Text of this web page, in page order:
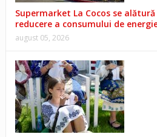
Supermarket La Cocos se
reducere a consumului de
august 05, 2026